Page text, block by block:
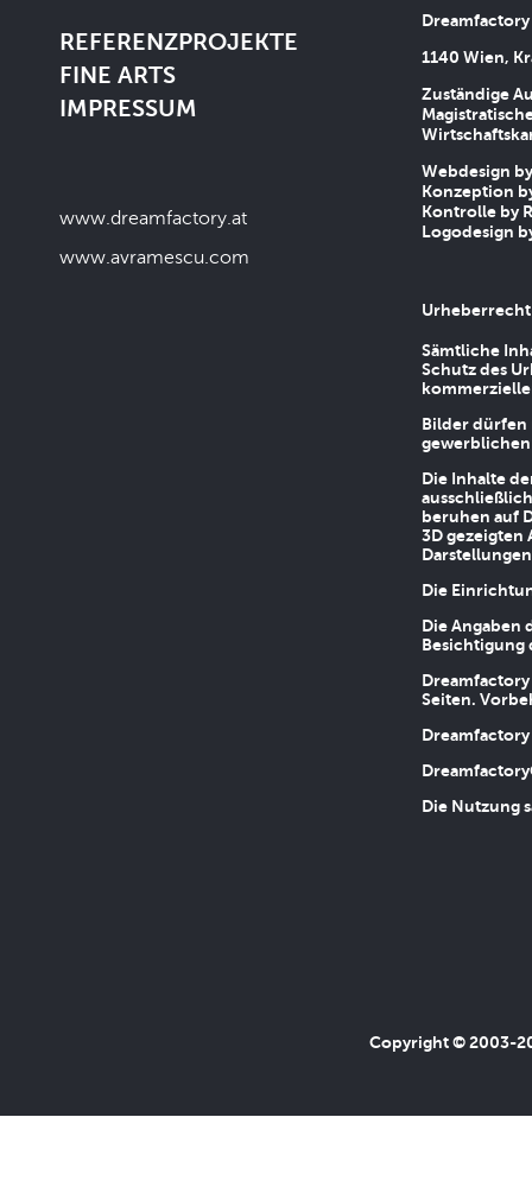
REFERENZPROJEKTE
FINE ARTS
IMPRESSUM
www.dreamfactory.at
www.avramescu.com
1140 Wien,
Zuständige
Webdesign
Konzeption
Kontrolle by
Logodesign
Urheberrecht
Sämtliche
Schutz des
Bilder dürfen
Die Inhalte
beruhen auf
3D gezeigten
Die
Die
Besichtigung
Seiten.
Die Nutzung
Copyright © 2003-